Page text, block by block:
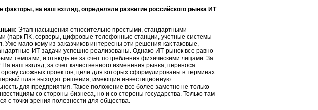
факторы, на ваш взгляд, определяли развитие российского рынка ИТ
Этап насыщения относительно простыми, стандартными
(парк ПК, серверы, цифровые телефонные станции, учетные системы
Уже мало кому из заказчиков интересны эти решения как таковые,
ИТ-задачи успешно реализованы. Однако ИТ-рынок все равно
темпами, и отнюдь не за счет потребления физическими лицами. За
На наш взгляд, за счет качественного изменения рынка, переноса
сложных проектов, цели для которых сформулированы в терминах
план выходят решения, имеющие инвестиционную
для предприятия. Такое положение все более заметно не только
со стороны бизнеса, но и со стороны государства. Только там
с точки зрения полезности для общества.